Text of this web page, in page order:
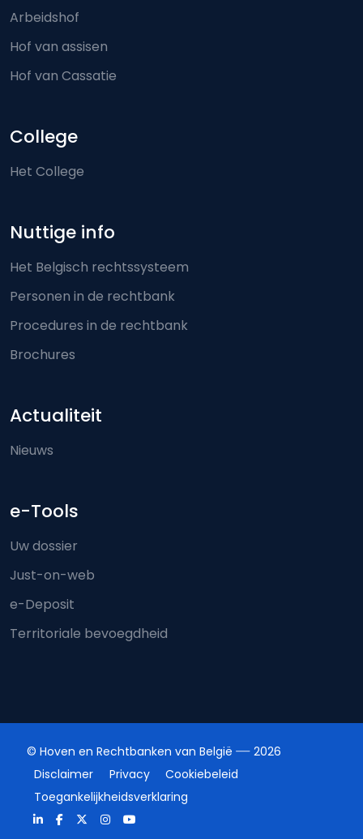
Arbeidshof
Hof van assisen
Hof van Cassatie
College
Het College
Nuttige info
Het Belgisch rechtssysteem
Personen in de rechtbank
Procedures in de rechtbank
Brochures
Actualiteit
Nieuws
e-Tools
Uw dossier
Just-on-web
e-Deposit
Territoriale bevoegdheid
© Hoven en Rechtbanken van België
2026
Disclaimer
Privacy
Cookiebeleid
Toegankelijkheidsverklaring